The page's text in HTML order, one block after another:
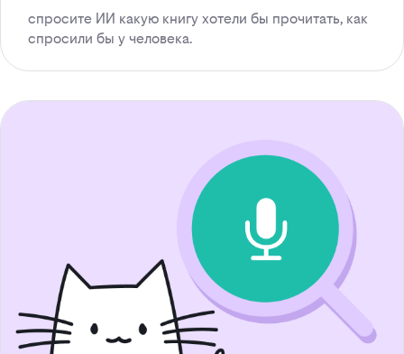
спросите ИИ какую книгу хотели бы прочитать, как
спросили бы у человека.